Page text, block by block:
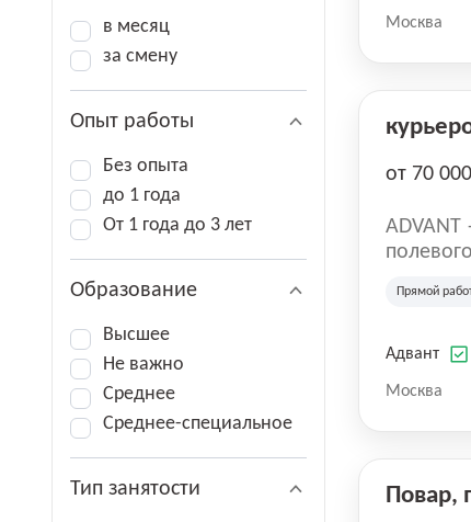
в месяц
за смену
Опыт работы
Без опыта
до 1 года
От 1 года до 3 лет
Образование
Высшее
Не важно
Среднее
Среднее-специальное
Тип занятости
Москва
от 70
на
Прямой
Адвант
Москва
Повар,